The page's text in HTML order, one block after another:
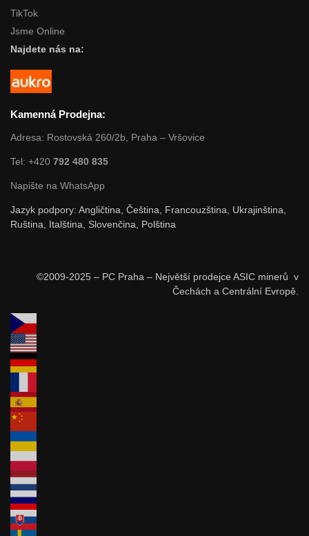
TikTok
Jsme Online
Najdete nás na:
Kamenná Prodejna:
Adresa: Rostovská 260/2b, Praha – Vršovice
Tel: +420 792 480 835
Napište na WhatsApp
Jazyk podpory: Angličtina, Čeština, Francouzština, Ukrajinština,
Ruština, Italština, Slovenčina, Polština
©2009-2025 – PC Praha – Největší prodejce ASIC minerů v
Čechách a Centrální Evropě.